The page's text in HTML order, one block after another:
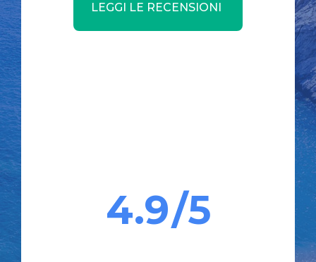
LEGGI LE RECENSIONI
4.9/5